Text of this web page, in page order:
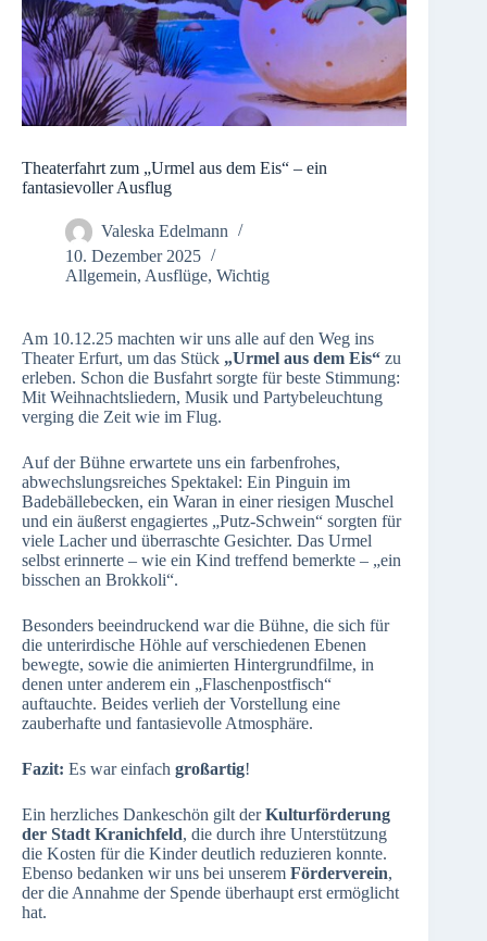
Theaterfahrt zum „Urmel aus dem Eis“ – ein
fantasievoller Ausflug
Valeska Edelmann
10. Dezember 2025
Allgemein, Ausflüge, Wichtig
Am 10.12.25 machten wir uns alle auf den Weg ins
Theater Erfurt, um das Stück „Urmel aus dem Eis“ zu
erleben. Schon die Busfahrt sorgte für beste Stimmung:
Mit Weihnachtsliedern, Musik und Partybeleuchtung
verging die Zeit wie im Flug.
Auf der Bühne erwartete uns ein farbenfrohes,
abwechslungsreiches Spektakel: Ein Pinguin im
Badebällebecken, ein Waran in einer riesigen Muschel
und ein äußerst engagiertes „Putz-Schwein“ sorgten für
viele Lacher und überraschte Gesichter. Das Urmel
selbst erinnerte – wie ein Kind treffend bemerkte – „ein
bisschen an Brokkoli“.
Besonders beeindruckend war die Bühne, die sich für
die unterirdische Höhle auf verschiedenen Ebenen
bewegte, sowie die animierten Hintergrundfilme, in
denen unter anderem ein „Flaschenpostfisch“
auftauchte. Beides verlieh der Vorstellung eine
zauberhafte und fantasievolle Atmosphäre.
Fazit: Es war einfach großartig!
Ein herzliches Dankeschön gilt derKulturförderung
der Stadt Kranichfeld, die durch ihre Unterstützung
die Kosten für die Kinder deutlich reduzieren konnte.
Ebenso bedanken wir uns bei unserem Förderverein,
der die Annahme der Spende überhaupt erst ermöglicht
hat.